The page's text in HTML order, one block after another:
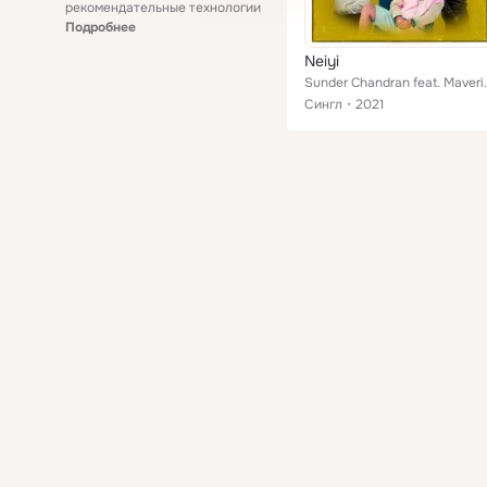
рекомендательные технологии
Подробнее
Neiyi
Sunder
Сингл
2021